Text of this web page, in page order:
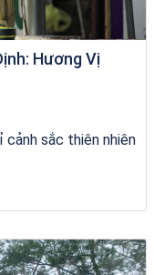
Hương Vị
cảnh sắc thiên nhiên